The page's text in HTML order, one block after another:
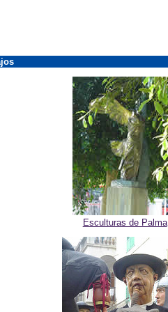
Esculturas de Palma